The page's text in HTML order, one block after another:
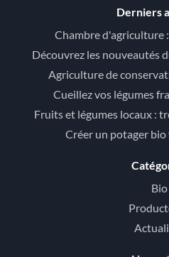
Derniers
Chambre d'agriculture
Découvrez les nouveautés
Agriculture de
Cueillez vos légumes
Fruits et légumes locaux :
Créer un potager
Bio